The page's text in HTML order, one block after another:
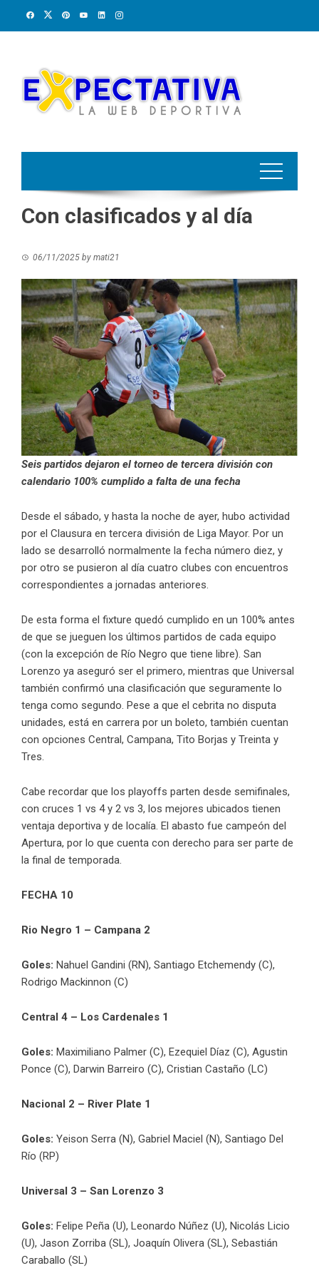
Con clasificados y al día
06/11/2025 by mati21
Seis partidos dejaron el torneo de tercera división con
calendario 100% cumplido a falta de una fecha
Desde el sábado, y hasta la noche de ayer, hubo actividad
por el Clausura en tercera división de Liga Mayor. Por un
lado se desarrolló normalmente la fecha número diez, y
por otro se pusieron al día cuatro clubes con encuentros
correspondientes a jornadas anteriores.
De esta forma el fixture quedó cumplido en un 100% antes
de que se jueguen los últimos partidos de cada equipo
(con la excepción de Río Negro que tiene libre). San
Lorenzo ya aseguró ser el primero, mientras que Universal
también confirmó una clasificación que seguramente lo
tenga como segundo. Pese a que el cebrita no disputa
unidades, está en carrera por un boleto, también cuentan
con opciones Central, Campana, Tito Borjas y Treinta y
Tres.
Cabe recordar que los playoffs parten desde semifinales,
con cruces 1 vs 4 y 2 vs 3, los mejores ubicados tienen
ventaja deportiva y de localía. El abasto fue campeón del
Apertura, por lo que cuenta con derecho para ser parte de
la final de temporada.
FECHA 10
Rio Negro 1 – Campana 2
Goles: Nahuel Gandini (RN), Santiago Etchemendy (C),
Rodrigo Mackinnon (C)
Central 4 – Los Cardenales 1
Goles: Maximiliano Palmer (C), Ezequiel Díaz (C), Agustin
Ponce (C), Darwin Barreiro (C), Cristian Castaño (LC)
Nacional 2 – River Plate 1
Goles: Yeison Serra (N), Gabriel Maciel (N), Santiago Del
Río (RP)
Universal 3 – San Lorenzo 3
Goles: Felipe Peña (U), Leonardo Núñez (U), Nicolás Licio
(U), Jason Zorriba (SL), Joaquín Olivera (SL), Sebastián
Caraballo (SL)